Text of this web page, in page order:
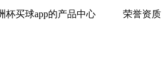
杯买球app的产品中心 荣誉资质